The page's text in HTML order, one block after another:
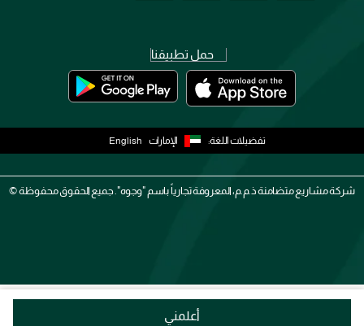
أعلمني
حمل تطبيقنا
تفضيلات اللغة: الإمارات English
شركة مشاريع متضامنة ذ.م.م، المعروفة تجارياً باسم "وجوه". جميع الحقوق محفوظة ©